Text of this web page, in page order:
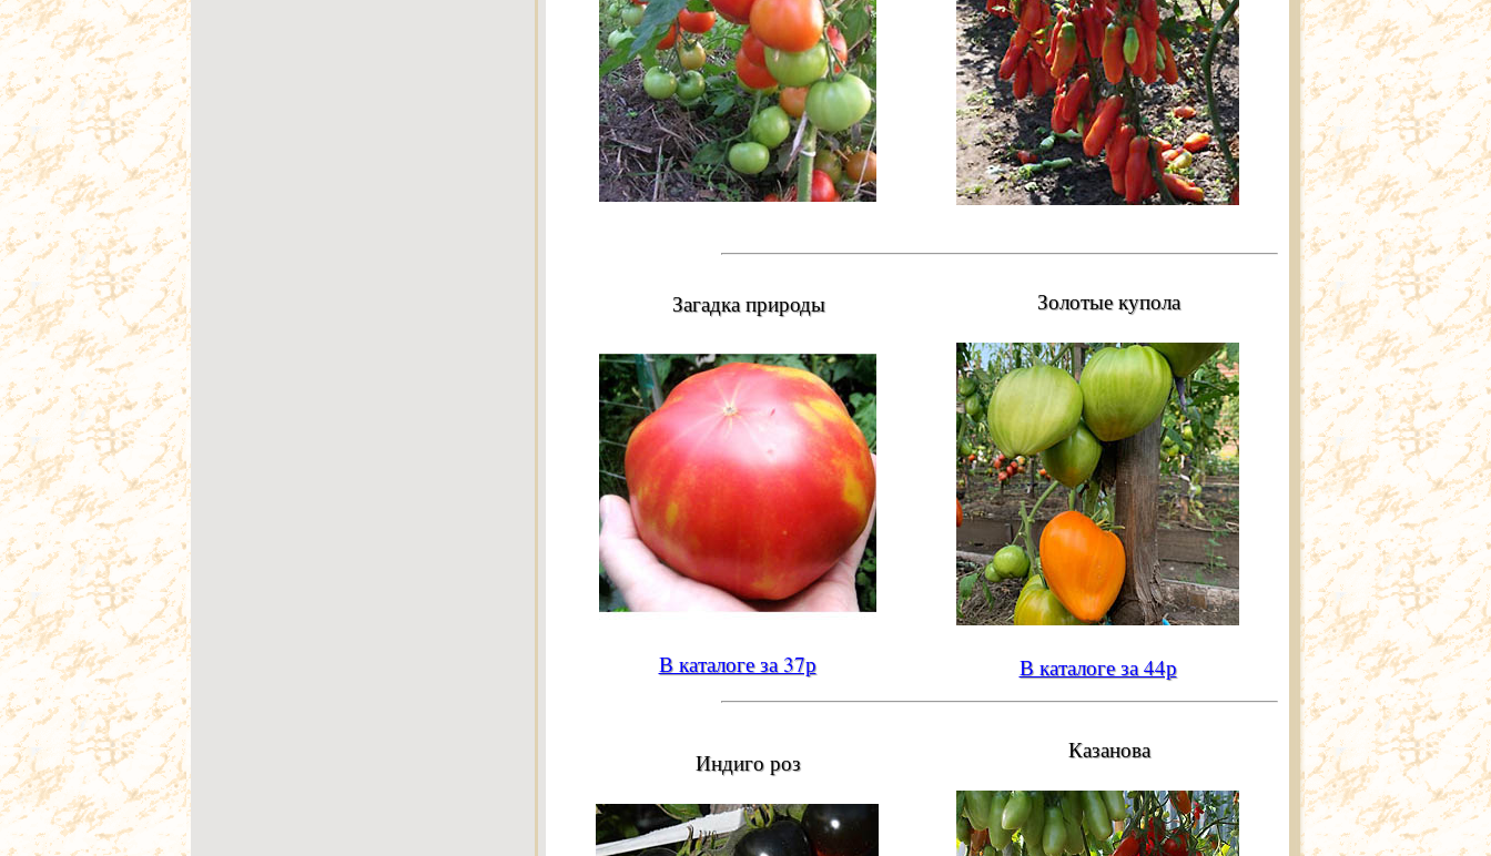
Загадка природы
В каталоге за 37р
Золотые купола
В каталоге за 44р
Индиго роз Казанова